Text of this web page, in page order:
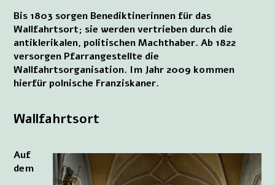
Bis 1803 sorgen Benediktinerinnen für das
Wallfahrtsort; sie werden vertrieben durch die
antiklerikalen, politischen Machthaber. Ab 1822
versorgen Pfarrangestellte die
Wallfahrtsorganisation. Im Jahr 2009 kommen
hierfür polnische Franziskaner.
Wallfahrtsort
Auf
dem